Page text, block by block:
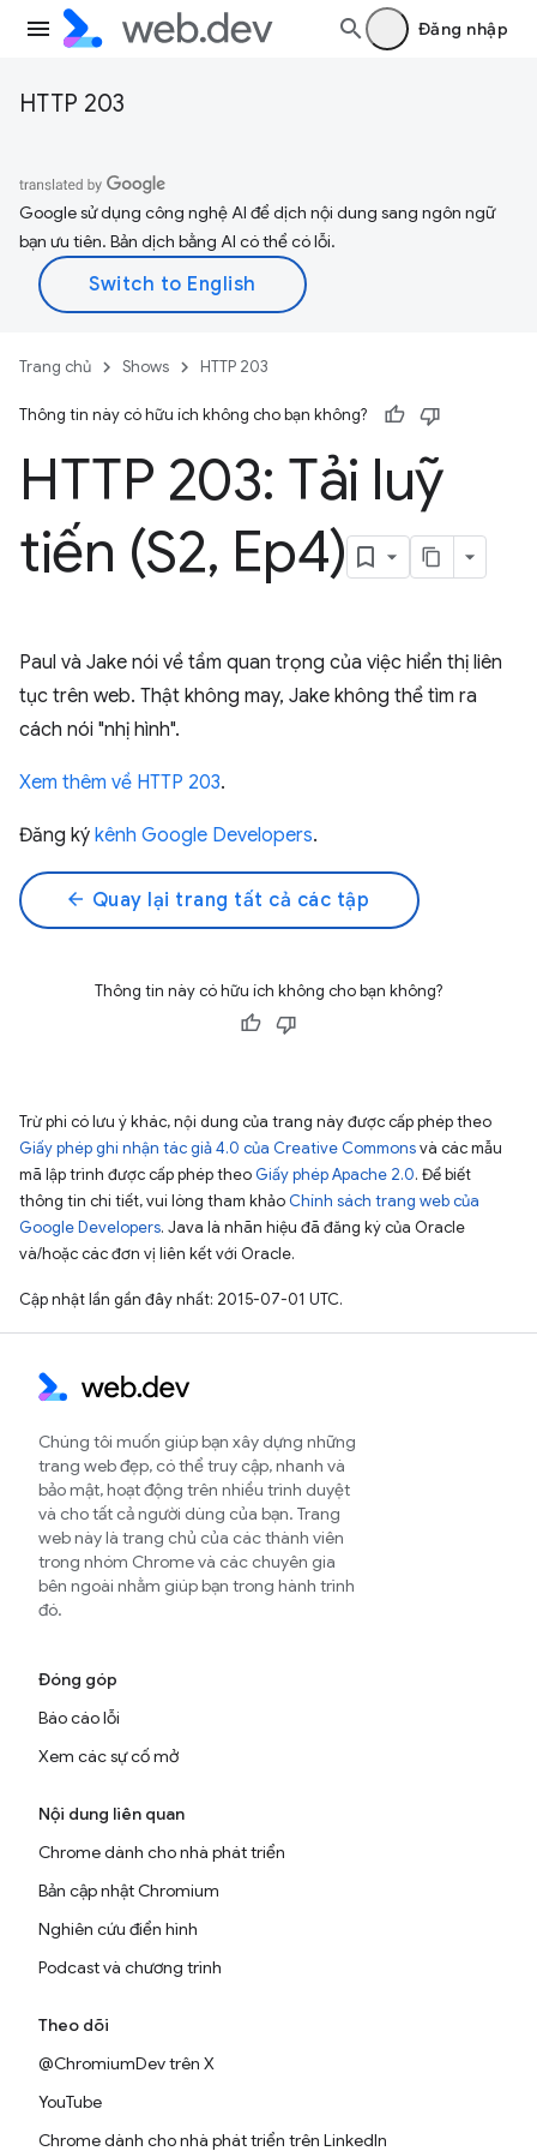
Đăng nhập
HTTP 203
Google sử dụng công nghệ AI để dịch nội dung sang ngôn ngữ
bạn ưu tiên. Bản dịch bằng AI có thể có lỗi.
Trang chủ Shows HTTP 203
Thông tin này có hữu ích không cho bạn không?
HTTP 203: Tải luỹ
tiến (S2, Ep4)
Paul và Jake nói về tầm quan trọng của việc hiển thị liên
tục trên web. Thật không may, Jake không thể tìm ra
cách nói "nhị hình".
Xem thêm về HTTP 203.
Đăng ký kênh Google Developers.
arrow_back Quay lại trang tất cả các tập
Thông tin này có hữu ích không cho bạn không?
Trừ phi có lưu ý khác, nội dung của trang này được cấp phép theo
Giấy phép ghi nhận tác giả 4.0 của Creative Commonsvà các mẫu
mã lập trình được cấp phép theo Giấy phép Apache 2.0. Để biết
thông tin chi tiết, vui lòng tham khảo Chính sách trang web của
Google Developers. Java là nhãn hiệu đã đăng ký của Oracle
và/hoặc các đơn vị liên kết với Oracle.
Cập nhật lần gần đây nhất: 2015-07-01 UTC.
Chúng tôi muốn giúp bạn xây dựng những
trang web đẹp, có thể truy cập, nhanh và
bảo mật, hoạt động trên nhiều trình duyệt
và cho tất cả người dùng của bạn. Trang
web này là trang chủ của các thành viên
trong nhóm Chrome và các chuyên gia
bên ngoài nhằm giúp bạn trong hành trình
đó.
Đóng góp
Báo cáo lỗi
Xem các sự cố mở
Nội dung liên quan
Chrome dành cho nhà phát triển
Bản cập nhật Chromium
Nghiên cứu điển hình
Podcast và chương trình
Theo dõi
@ChromiumDev trên X
YouTube
Chrome dành cho nhà phát triển trên LinkedIn